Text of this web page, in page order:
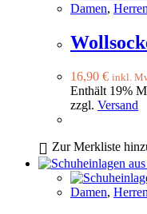
Damen, Herren
16,90 € inkl.
Enthält 19%
zzgl. Versand
Zur Merkliste
Damen, Herren